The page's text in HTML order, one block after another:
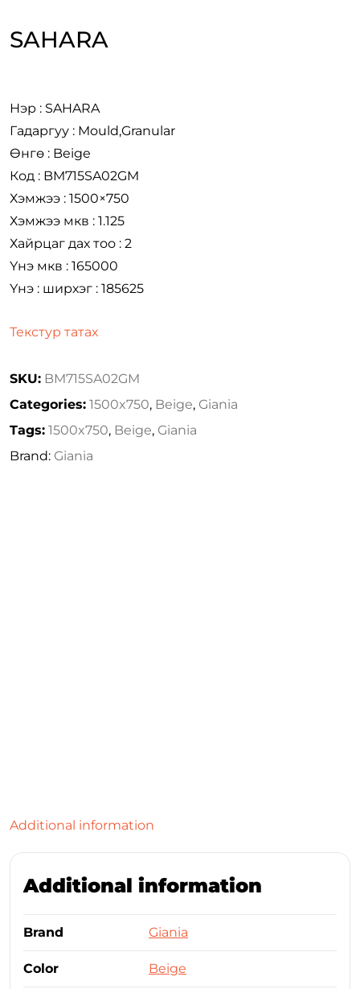
SAHARA
Нэр : SAHARA
Гадаргуу : Mould,Granular
Өнгө : Beige
Код : BM715SA02GM
Хэмжээ : 1500×750
Хэмжээ мкв : 1.125
Хайрцаг дах тоо : 2
Үнэ мкв : 165000
Үнэ : ширхэг : 185625
Текстур татах
SKU: BM715SA02GM
Categories: 1500x750, Beige, Giania
Tags: 1500x750, Beige, Giania
Brand: Giania
Additional information
Additional information
Brand Giania
Color Beige